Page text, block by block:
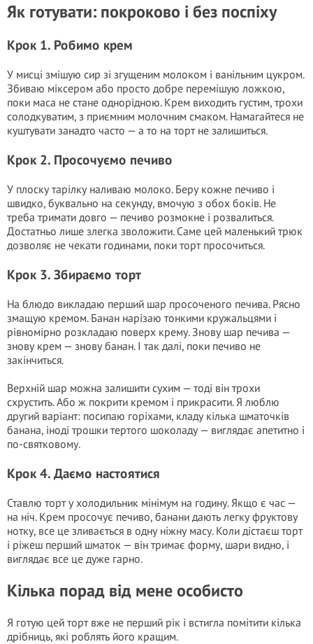
Як готувати: покроково і без поспіху
Крок 1. Робимо крем
У мисці змішую сир зі згущеним молоком і ванільним цукром.
Збиваю міксером або просто добре перемішую ложкою,
поки маса не стане однорідною. Крем виходить густим, трохи
солодкуватим, з приємним молочним смаком. Намагайтеся не
куштувати занадто часто — а то на торт не залишиться.
Крок 2. Просочуємо печиво
У плоску тарілку наливаю молоко. Беру кожне печиво і
швидко, буквально на секунду, вмочую з обох боків. Не
треба тримати довго — печиво розмокне і розвалиться.
Достатньо лише злегка зволожити. Саме цей маленький трюк
дозволяє не чекати годинами, поки торт просочиться.
Крок 3. Збираємо торт
На блюдо викладаю перший шар просоченого печива. Рясно
змащую кремом. Банан нарізаю тонкими кружальцями і
рівномірно розкладаю поверх крему. Знову шар печива —
знову крем — знову банан. І так далі, поки печиво не
закінчиться.
Верхній шар можна залишити сухим — тоді він трохи
схрустить. Або ж покрити кремом і прикрасити. Я люблю
другий варіант: посипаю горіхами, кладу кілька шматочків
банана, іноді трошки тертого шоколаду — виглядає апетитно і
по-святковому.
Крок 4. Даємо настоятися
Ставлю торт у холодильник мінімум на годину. Якщо є час —
на ніч. Крем просочує печиво, банани дають легку фруктову
нотку, все це зливається в одну ніжну масу. Коли дістаєш торт
і ріжеш перший шматок — він тримає форму, шари видно, і
виглядає все це дуже гарно.
Кілька порад від мене особисто
Я готую цей торт вже не перший рік і встигла помітити кілька
дрібниць, які роблять його кращим.